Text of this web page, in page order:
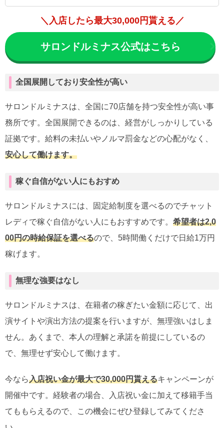
＼入店したら最大30,000円貰える／
サロンドルミナス公式はこちら
全国展開しており安全性が高い
サロンドルミナスは、全国に70店舗を持つ安全性が高い事
務所です。全国展開できるのは、経営がしっかりしている
証拠です。給料の未払いやノルマ罰金などの心配がなく、
安心して働けます。
稼ぐ自信がない人にもおすめ
サロンドルミナスには、固定給制度を選べるのでチャット
レディで稼ぐ自信がない人にもおすすめです。 希望者は2,0
00円の時給保証を選べるので、5時間働くだけで日給1万円
稼げます。
無理な強要はなし
サロンドルミナスは、在籍者の稼ぎたい金額に応じて、出
演サイトや演出方法の提案を行いますが、無理強いはしま
せん。あくまで、本人の理解と承諾を前提にしているの
で、無理せず安心して働けます。
今なら入店祝い金が最大で30,000円貰えるキャンペーンが
開催中です。経験者の場合、入店祝い金に加えて移籍手当
てももらえるので、この機会にぜひ登録してみてくださ